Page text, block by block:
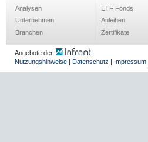
Analysen
Unternehmen
Branchen
ETF Fonds
Anleihen
Zertifikate
Angebote der
Nutzungshinweise | Datenschutz | Impressum